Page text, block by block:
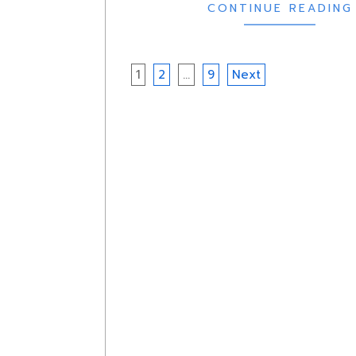
CONTINUE READING
Posts
1 2 … 9 Next